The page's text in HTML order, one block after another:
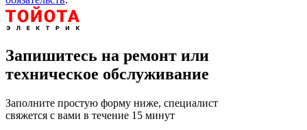
Запишитесь на ремонт или
техническое обслуживание
Заполните простую форму ниже, специалист
свяжется с вами в течение 15 минут